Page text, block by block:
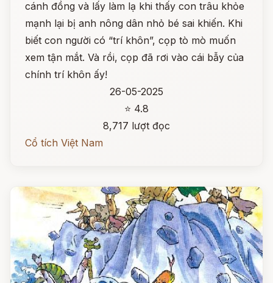
cánh đồng và lấy làm lạ khi thấy con trâu khỏe
mạnh lại bị anh nông dân nhỏ bé sai khiến. Khi
biết con người có “trí khôn”, cọp tò mò muốn
xem tận mắt. Và rồi, cọp đã rơi vào cái bẫy của
chính trí khôn ấy!
26-05-2025
⭐ 4.8
8,717 lượt đọc
Cổ tích Việt Nam